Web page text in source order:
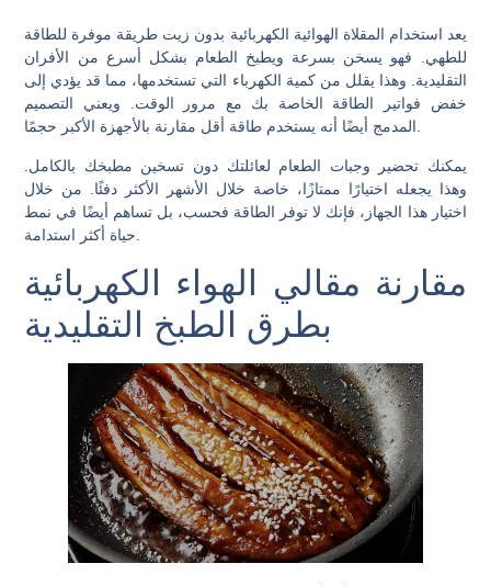
يعد استخدام المقلاة الهوائية الكهربائية بدون زيت طريقة موفرة للطاقة
للطهي. فهو يسخن بسرعة ويطبخ الطعام بشكل أسرع من الأفران
التقليدية. وهذا يقلل من كمية الكهرباء التي تستخدمها، مما قد يؤدي إلى
خفض فواتير الطاقة الخاصة بك مع مرور الوقت. ويعني التصميم
المدمج أيضًا أنه يستخدم طاقة أقل مقارنة بالأجهزة الأكبر حجمًا.
يمكنك تحضير وجبات الطعام لعائلتك دون تسخين مطبخك بالكامل.
وهذا يجعله اختيارًا ممتازًا، خاصة خلال الأشهر الأكثر دفئًا. من خلال
اختيار هذا الجهاز، فإنك لا توفر الطاقة فحسب، بل تساهم أيضًا في نمط
مقارنة مقالي الهواء الكهربائية
بطرق الطبخ التقليدية